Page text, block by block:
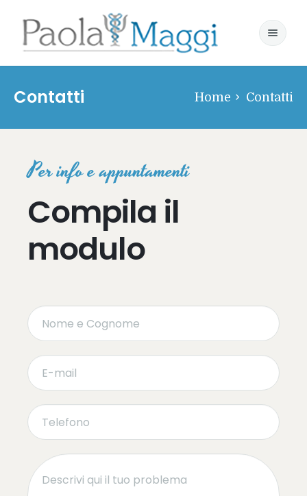
Contatti Home Contatti
Per info e appuntamenti
Compila il
modulo